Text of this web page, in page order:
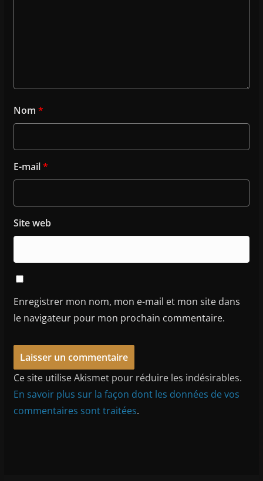
Nom *
E-mail*
Site web
Enregistrer mon nom, mon e-mail et mon site dans
le navigateur pour mon prochain commentaire.
Ce site utilise Akismet pour réduire les indésirables.
En savoir plus sur la façon dont les données de vos
commentaires sont traitées.